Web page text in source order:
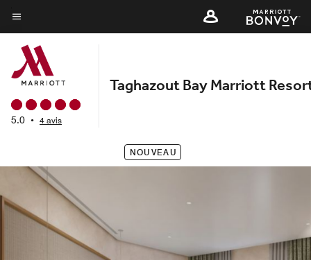
Skip
to
main
content
Texte du menu
5.0 • 4 avis
Taghazout Bay Marriott
NOUVEAU